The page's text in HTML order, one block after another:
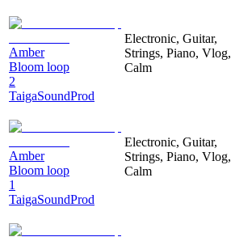
Amber
Bloom loop
2
TaigaSoundProd
Electronic, Guitar,
Strings, Piano, Vlog,
Calm
Amber
Bloom loop
1
TaigaSoundProd
Electronic, Guitar,
Strings, Piano, Vlog,
Calm